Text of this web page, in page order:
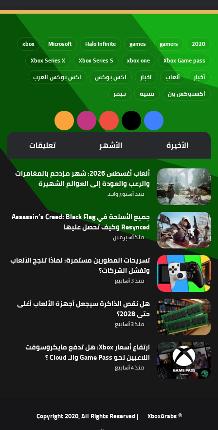
2020
gamers
games
Halo Infinite
Microsoft
xbox
Xbox Game pass
xbox one
Xbox Series S
Xbox Series X
أخبار
ألعاب اخبار اكس بوكس
اكس بوكس العرب
اكسبوكس ون
تقنية جيمز
فيسبوك
‫X
‫YouTubeانستقرامملخص
الموقع
RSS
الأخيرة الأشهر تعليقات
ألعاب أغسطس 2026: شهر مزدحم بالمغامرات
والرعب والعودة إلى العوالم الشهيرة
منذ أسبوع واحد
جميع الأسلحة في Assassin’s Creed: Black Flag
Resynced وكيف تحصل عليها
منذ أسبوعين
تسريحات المطورين مستمرة: لماذا تنجح الألعاب
وتفشل الشركات؟
منذ 3 أسابيع
هل نقص الذاكرة سيجعل أجهزة الألعاب أغلى
حتى 2028؟
منذ 3 أسابيع
ارتفاع أسعار Xbox: هل تدفع مايكروسوفت
اللاعبين نحو Game Pass والـ Cloud ؟
منذ 4 أسابيع
© Copyright 2020, All Rights Reserved |
XboxArabs